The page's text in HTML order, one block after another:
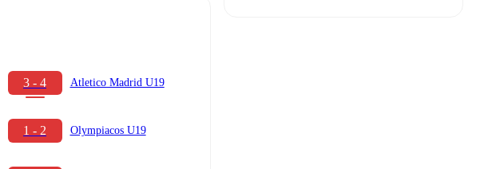
3 - 4 Atletico Madrid U19
1 - 2 Olympiacos U19